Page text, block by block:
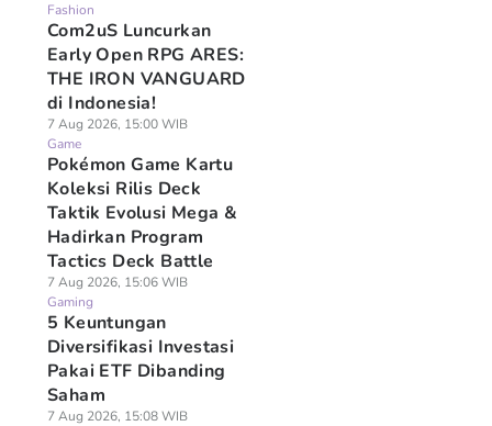
Fashion
Com2uS Luncurkan
Early Open RPG ARES:
THE IRON VANGUARD
di Indonesia!
7 Aug 2026, 15:00 WIB
Game
Pokémon Game Kartu
Koleksi Rilis Deck
Taktik Evolusi Mega &
Hadirkan Program
Tactics Deck Battle
7 Aug 2026, 15:06 WIB
Gaming
5 Keuntungan
Diversifikasi Investasi
Pakai ETF Dibanding
Saham
7 Aug 2026, 15:08 WIB